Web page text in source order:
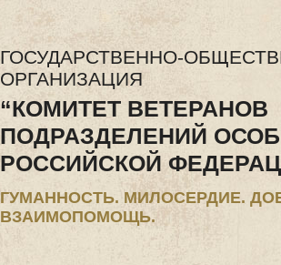
ГОСУДАРСТВЕННО-
ОРГАНИЗАЦИЯ
“КОМИТЕТ ВЕТЕРАНОВ
ПОДРАЗДЕЛЕНИЙ
РОССИЙСКОЙ
ГУМАННОСТЬ. МИЛОСЕРДИЕ.
ВЗАИМОПОМОЩЬ.